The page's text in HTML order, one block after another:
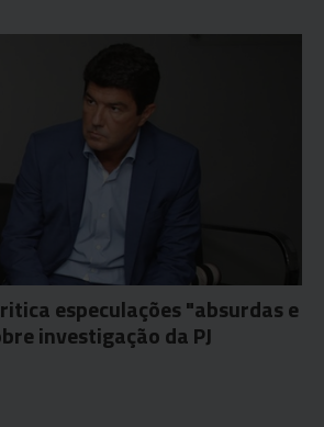
especulações "absurdas e
investigação da PJ